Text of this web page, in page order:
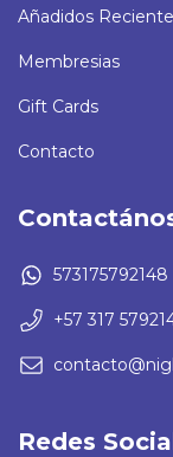
Añadidos
Membresias
Gift Cards
Contacto
573175792148
+57 317
Redes